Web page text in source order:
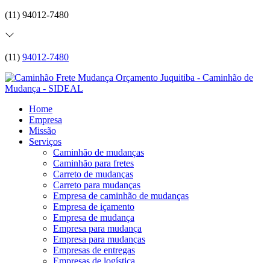
(11) 94012-7480
(11) 94012-7480
Home
Empresa
Missão
Serviços
Caminhão de mudanças
Caminhão para fretes
Carreto de mudanças
Carreto para mudanças
Empresa de caminhão de mudanças
Empresa de içamento
Empresa de mudança
Empresa para mudança
Empresa para mudanças
Empresas de entregas
Empresas de logística